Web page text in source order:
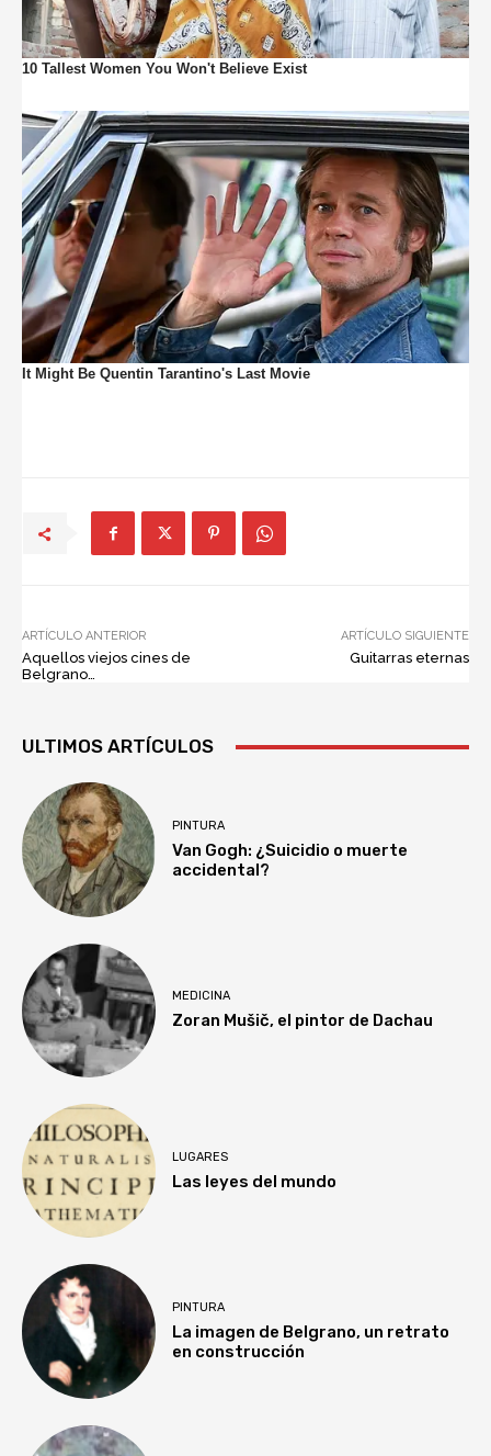
ARTÍCULO ANTERIOR
Aquellos viejos cines de
Belgrano…
ARTÍCULO SIGUIENTE
Guitarras eternas
ULTIMOS ARTÍCULOS
PINTURA
Van Gogh: ¿Suicidio o muerte
accidental?
MEDICINA
Zoran Mušič, el pintor de Dachau
LUGARES
Las leyes del mundo
PINTURA
La imagen de Belgrano, un retrato
en construcción